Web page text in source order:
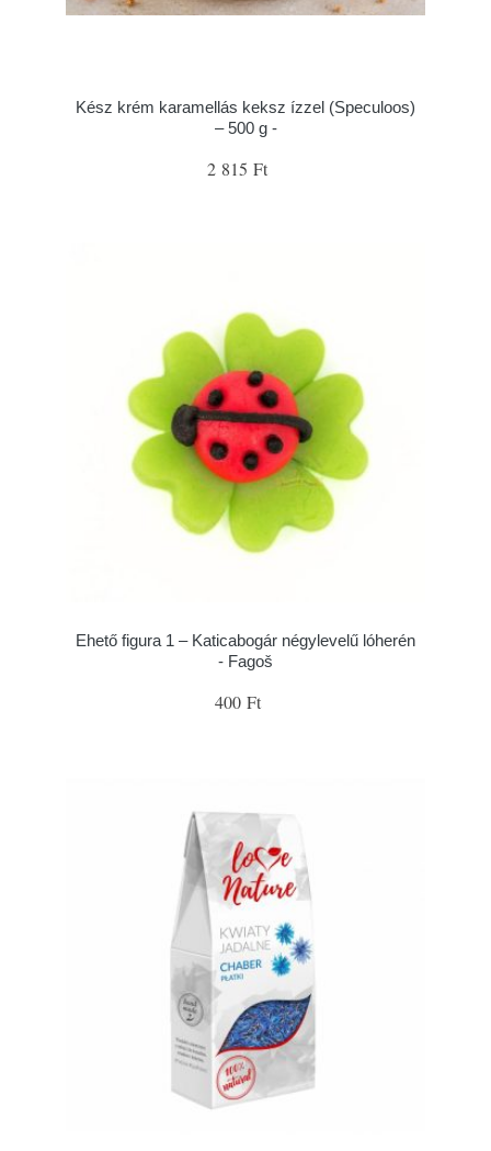
Kész krém karamellás keksz ízzel (Speculoos)
– 500 g -
2 815 Ft
Ehető figura 1 – Katicabogár négylevelű lóherén
- Fagoš
400 Ft